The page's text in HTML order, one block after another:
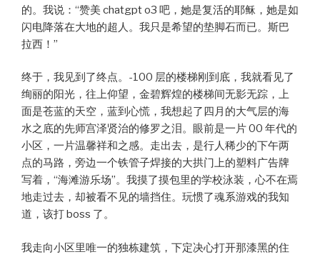
的。我说：“赞美 chatgpt o3 吧，她是复活的耶稣，她是如
闪电降落在大地的超人。我只是希望的垫脚石而已。斯巴
拉西！”
终于，我见到了终点。-100 层的楼梯刚到底，我就看见了
绚丽的阳光，往上仰望，金碧辉煌的楼梯间无影无踪，上
面是苍蓝的天空，蓝到心慌，我想起了四月的大气层的海
水之底的先师宫泽贤治的修罗之泪。眼前是一片 00 年代的
小区，一片温馨祥和之感。走出去，是行人稀少的下午两
点的马路，旁边一个铁管子焊接的大拱门上的塑料广告牌
写着，“海滩游乐场”。我摸了摸包里的学校泳装，心不在焉
地走过去，却被看不见的墙挡住。玩惯了魂系游戏的我知
道，该打 boss 了。
我走向小区里唯一的独栋建筑，下定决心打开那漆黑的住